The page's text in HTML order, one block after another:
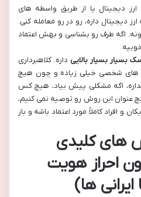
دیجیتال یا از طریق واسطه های
دیجیتال داره، رو در رو معامله کنی.
اگه طرف رو بشناسی و بهش اعتماد
بسیار بسیار بالایی داره. کلاهبرداری
های شخصی خیلی زیاده و چون هیچ
اگه مشکلی پیش بیاد، هیچ کس
عنوان این روش رو توصیه نمی کنیم،
و افراد کاملاً مورد اعتماد باشه و باز
های کلیدی
احراز هویت
ها)